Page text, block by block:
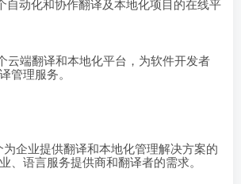
自动化和协作翻译及本地化项目的在线平
云端翻译和本地化平台，为软件开发者
管理服务。
为企业提供翻译和本地化管理解决方案的
、语言服务提供商和翻译者的需求。